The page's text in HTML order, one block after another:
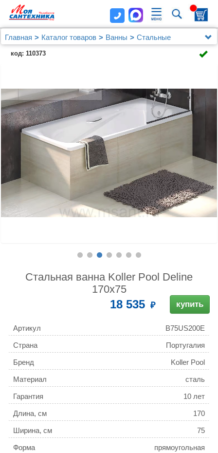
Главная Каталог товаров Ванны
Стальные
Стальная ванна Koller Pool Deline 170x75
код: 110373
Стальная ванна Koller Pool Deline
170x75
18 535 купить
Артикул B75US200E
Страна Португалия
Бренд Koller Pool
Материал сталь
Гарантия 10 лет
Длина, см 170
Ширина, см 75
Форма прямоугольная